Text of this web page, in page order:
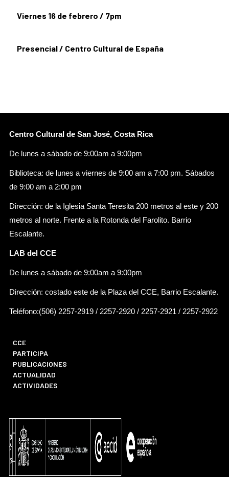
Viernes 16 de febrero / 7pm
Presencial / Centro Cultural de España
Centro Cultural de San José, Costa Rica
De lunes a sábado de 9:00am a 9:00pm
Biblioteca: de lunes a viernes de 9:00 am a 7:00 pm. Sábados
de 9:00 am a 2:00 pm
Dirección: de la Iglesia Santa Teresita 200 metros al este y 200
metros al norte. Frente a la Rotonda del Farolito. Barrio
Escalante.
LAB del CCE
De lunes a sábado de 9:00am a 9:00pm
Dirección: costado este de la Plaza del CCE, Barrio Escalante.
Teléfono:(506) 2257-2919 / 2257-2920 / 2257-2921 / 2257-2922
CCE
PARTICIPA
PUBLICACIONES
ACTUALIDAD
ACTIVIDADES